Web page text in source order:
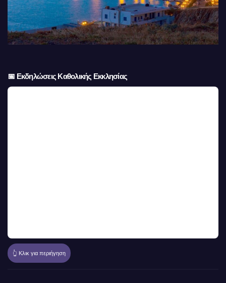
📅 Εκδηλώσεις Καθολικής Εκκλησίας
👆 Κλικ για περιήγηση